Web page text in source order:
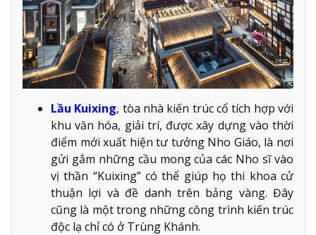
Lầu Kuixing, tòa nhà kiến trúc cổ tích hợp với
khu văn hóa, giải trí, được xây dựng vào thời
điểm mới xuất hiện tư tưởng Nho Giáo, là nơi
gửi gắm những cầu mong của các Nho sĩ vào
vị thần “Kuixing” có thể giúp họ thi khoa cử
thuận lợi và đề danh trên bảng vàng. Đây
cũng là một trong những công trình kiến trúc
độc lạ chỉ có ở Trùng Khánh.